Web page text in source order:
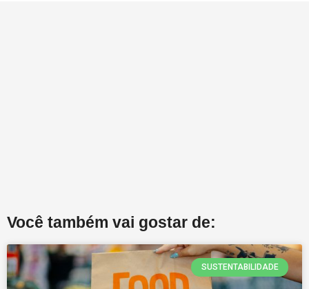
Você também vai gostar de:
SUSTENTABILIDADE